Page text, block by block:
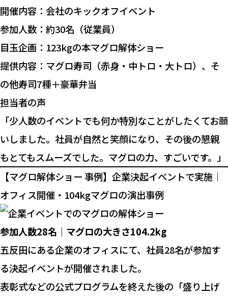
開催内容：会社のキックオフイベント
参加人数：約30名（従業員）
目玉企画：123kgの本マグロ解体ショー
提供内容：マグロ寿司（赤身・中トロ・大トロ）、そ
の他寿司7種＋豪華弁当
担当者の声
「少人数のイベントでも何か特別なことがしたくてお願
いしました。社員が自然と笑顔になり、その後の懇親
もとてもスムーズでした。マグロの力、すごいです。」
【マグロ解体ショー 事例】企業決起イベントで実施｜
オフィス開催・104kgマグロの演出事例
参加人数28名 ｜ マグロの大きさ104.2kg
五反田にある企業のオフィスにて、社員28名が参加す
る決起イベントが開催されました。
表彰式などの公式プログラムを終えた後の「盛り上げ